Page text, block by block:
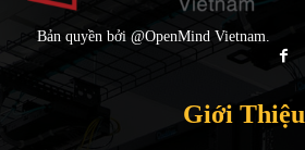
Bản quyền bởi @OpenMind Vietnam.
Giới Thiệu